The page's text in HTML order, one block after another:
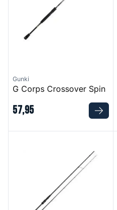
Gunki
G Corps Crossover Spin
57,95